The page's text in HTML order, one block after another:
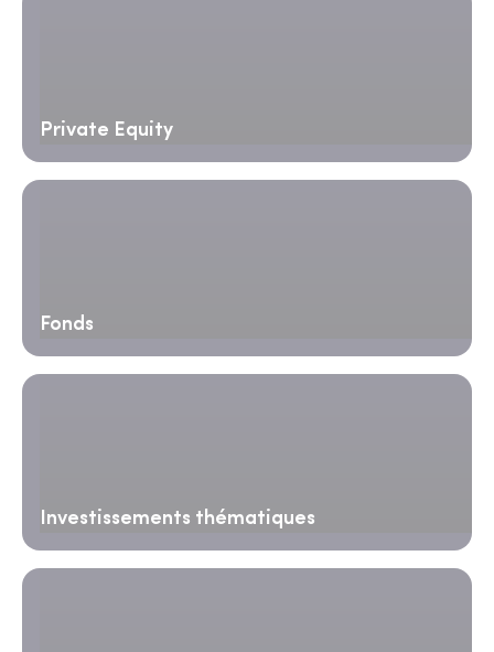
Private Equity
Fonds
Investissements thématiques